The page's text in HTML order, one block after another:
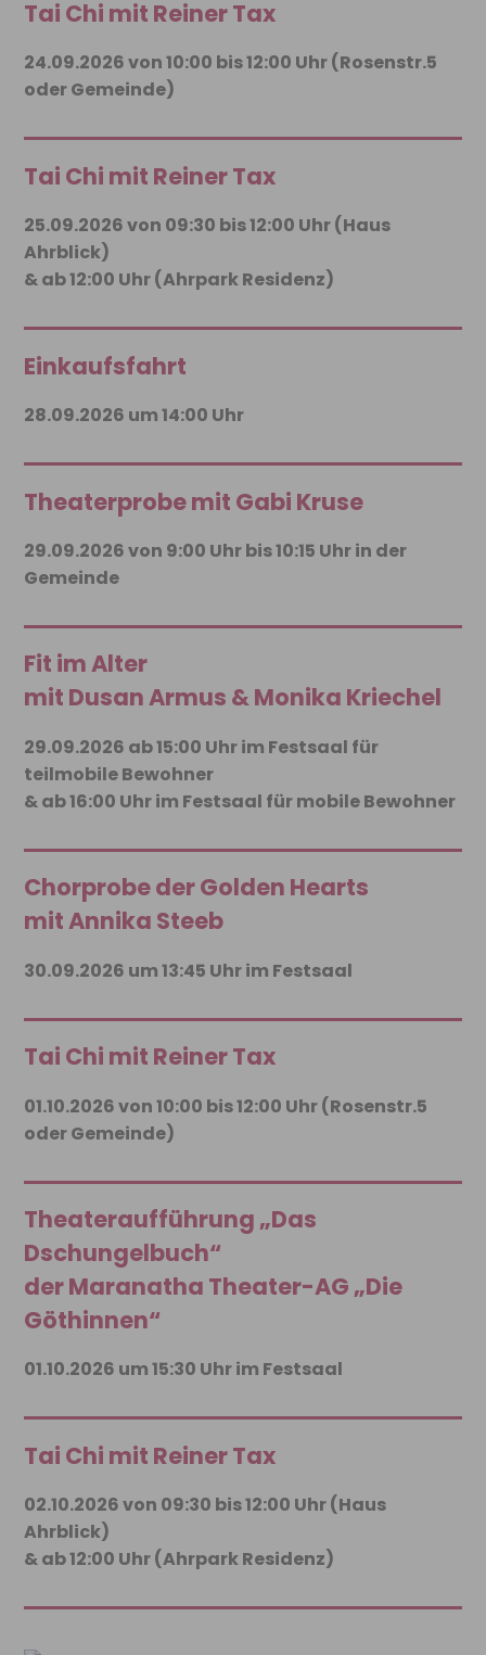
Tai Chi mit Reiner Tax
24.09.2026 von 10:00 bis 12:00 Uhr (Rosenstr.5
oder Gemeinde)
Tai Chi mit Reiner Tax
25.09.2026 von 09:30 bis 12:00 Uhr (Haus
Ahrblick)
& ab 12:00 Uhr (Ahrpark Residenz)
Einkaufsfahrt
28.09.2026 um 14:00 Uhr
Theaterprobe mit Gabi Kruse
29.09.2026 von 9:00 Uhr bis 10:15 Uhr in der
Gemeinde
Fit im Alter
mit Dusan Armus & Monika Kriechel
29.09.2026 ab 15:00 Uhr im Festsaal für
teilmobile Bewohner
& ab 16:00 Uhr im Festsaal für mobile Bewohner
Chorprobe der Golden Hearts
mit Annika Steeb
30.09.2026 um 13:45 Uhr im Festsaal
Tai Chi mit Reiner Tax
01.10.2026 von 10:00 bis 12:00 Uhr (Rosenstr.5
oder Gemeinde)
Theateraufführung „Das
Dschungelbuch“
der Maranatha Theater-AG „Die
Göthinnen“
01.10.2026 um 15:30 Uhr im Festsaal
Tai Chi mit Reiner Tax
02.10.2026 von 09:30 bis 12:00 Uhr (Haus
Ahrblick)
& ab 12:00 Uhr (Ahrpark Residenz)